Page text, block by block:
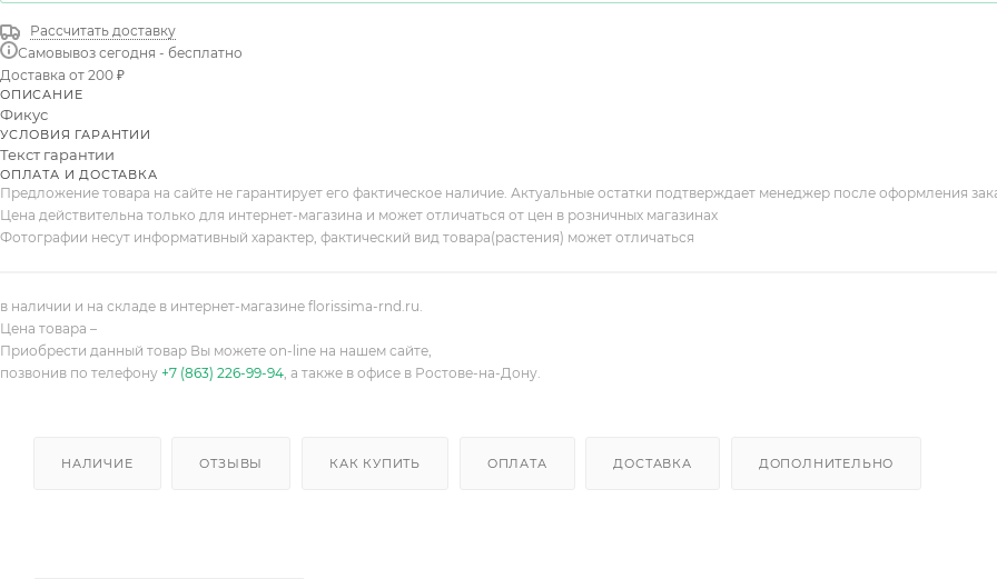
Рассчитать доставку
Самовывоз сегодня - бесплатно
Доставка от 200 ₽
ОПИСАНИЕ
Фикус
УСЛОВИЯ ГАРАНТИИ
Текст гарантии
ОПЛАТА И ДОСТАВКА
Предложение товара на сайте не гарантирует его фактическое наличие. Актуальные остатки подтверждает менеджер после оформления
Цена действительна только для интернет-магазина и может отличаться от цен в розничных магазинах
Фотографии несут информативный характер, фактический вид товара(растения) может отличаться
в наличии и на складе в интернет-магазине florissima-rnd.ru.
Цена товара –
Приобрести данный товар Вы можете on-line на нашем сайте,
позвонив по телефону +7 (863) 226-99-94, а также в офисе в Ростове-на-Дону.
НАЛИЧИЕ ОТЗЫВЫ КАК КУПИТЬ ОПЛАТА ДОСТАВКА ДОПОЛНИТЕЛЬНО